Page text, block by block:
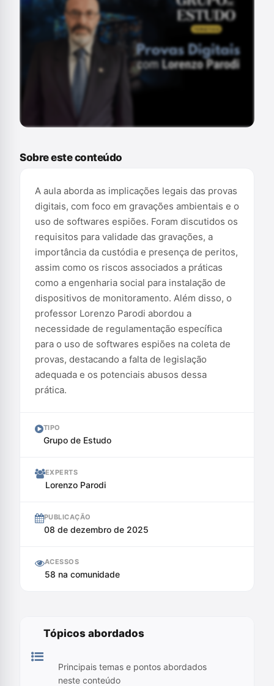
Conteúdo exclusivo para assinantes
Sobre este conteúdo
A aula aborda as implicações legais das provas
digitais, com foco em gravações ambientais e o
uso de softwares espiões. Foram discutidos os
requisitos para validade das gravações, a
importância da custódia e presença de peritos,
assim como os riscos associados a práticas
como a engenharia social para instalação de
dispositivos de monitoramento. Além disso, o
professor Lorenzo Parodi abordou a
necessidade de regulamentação específica
para o uso de softwares espiões na coleta de
provas, destacando a falta de legislação
adequada e os potenciais abusos dessa
prática.
TIPO
Grupo de Estudo
EXPERTS
Lorenzo Parodi
PUBLICAÇÃO
08 de dezembro de 2025
ACESSOS
58 na comunidade
Tópicos abordados
Principais temas e pontos abordados
neste conteúdo